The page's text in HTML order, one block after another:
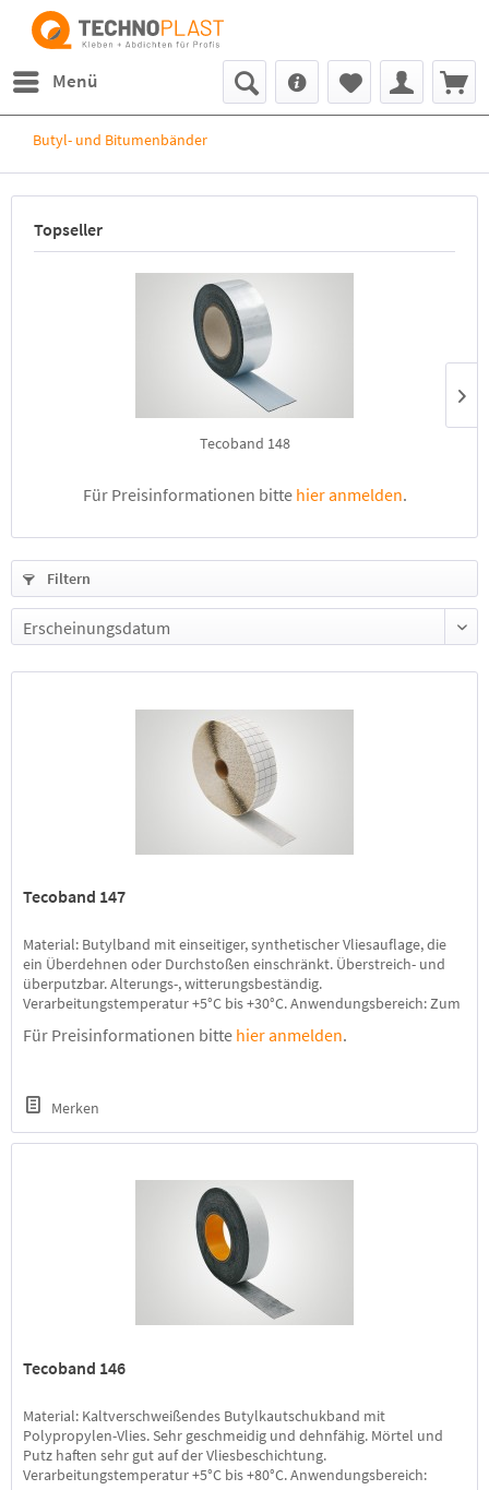
Menü
Butyl- und Bitumenbänder
Topseller
Tecoband 148
Für Preisinformationen bitte hier anmelden.
Filtern
Tecoband 147
Material: Butylband mit einseitiger, synthetischer Vliesauflage, die
ein Überdehnen oder Durchstoßen einschränkt. Überstreich- und
überputzbar. Alterungs-, witterungsbeständig.
Verarbeitungstemperatur +5°C bis +30°C. Anwendungsbereich: Zum
Wandbereich. Für Überlappungen von Blechstößen,
Für Preisinformationen bitte hier anmelden.
Merken
Tecoband 146
Material: Kaltverschweißendes Butylkautschukband mit
Polypropylen-Vlies. Sehr geschmeidig und dehnfähig. Mörtel und
Putz haften sehr gut auf der Vliesbeschichtung.
Verarbeitungstemperatur +5°C bis +80°C. Anwendungsbereich: